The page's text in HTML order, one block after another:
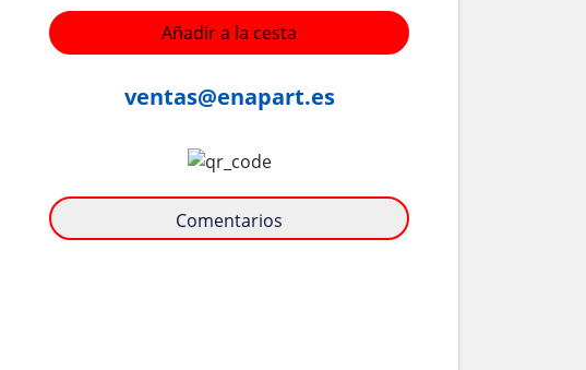
Añadir a la cesta
ventas@enapart.es
Comentarios